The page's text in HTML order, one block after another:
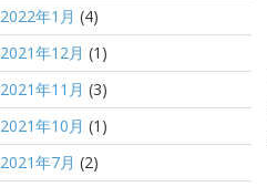
2022年1月 (4)
2021年12月 (1)
2021年11月 (3)
2021年10月 (1)
2021年7月 (2)